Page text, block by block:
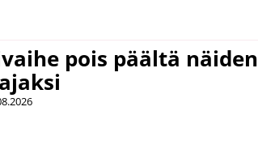
pois päältä näiden